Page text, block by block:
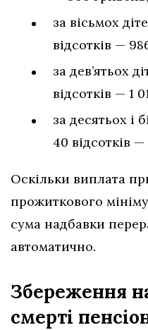
за вісьмох
відсотків —
за дев’ятьох
відсотків — 1
за десятьох і
40 відсотків
Оскільки виплата
прожиткового
сума надбавки
автоматично.
Збереження
смерті